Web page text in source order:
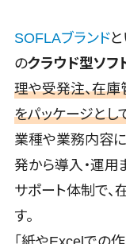
SOFLAブランド
のクラウド型ソフ
理や受発注、在
をパッケージとし
業種や業務内容に
発から導入・運用
サポート体制で、
す。